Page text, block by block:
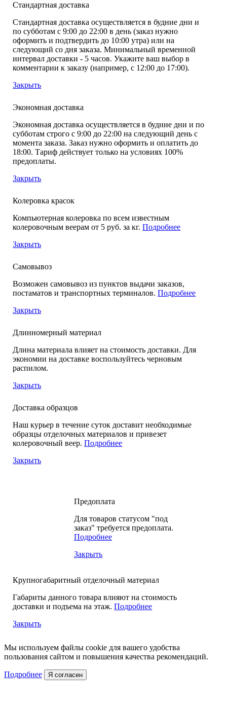
Стандартная доставка
Стандартная доставка осуществляется в будние дни и
по субботам с 9:00 до 22:00 в день (заказ нужно
оформить и подтвердить до 10:00 утра) или на
следующий со дня заказа. Минимальный временной
интервал доставки - 5 часов. Укажите ваш выбор в
комментарии к заказу (например, с 12:00 до 17:00).
Закрыть
Экономная доставка
Экономная доставка осуществляется в будние дни и по
субботам строго с 9:00 до 22:00 на следующий день с
момента заказа. Заказ нужно оформить и оплатить до
18:00. Тариф действует только на условиях 100%
предоплаты.
Закрыть
Колеровка красок
Компьютерная колеровка по всем известным
колеровочным веерам от 5 руб. за кг.Подробнее
Закрыть
Самовывоз
Возможен самовывоз из пунктов выдачи заказов,
постаматов и транспортных терминалов.Подробнее
Закрыть
Длинномерный материал
Длина материала влияет на стоимость доставки. Для
экономии на доставке воспользуйтесь черновым
распилом.
Закрыть
Доставка образцов
Наш курьер в течение суток доставит необходимые
образцы отделочных материалов и привезет
колеровочный веер.Подробнее
Закрыть
Предоплата
Для товаров статусом "под
заказ" требуется предоплата.
Подробнее
Закрыть
Крупногабаритный отделочный материал
Габариты данного товара влияют на стоимость
доставки и подъема на этаж.Подробнее
Закрыть
Мы используем файлы cookie для вашего удобства
пользования сайтом и повышения качества рекомендаций.
Подробнее Я согласен